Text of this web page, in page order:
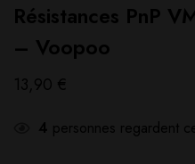
Résistances PnP
– Voopoo
13,90 €
4 personnes regardent